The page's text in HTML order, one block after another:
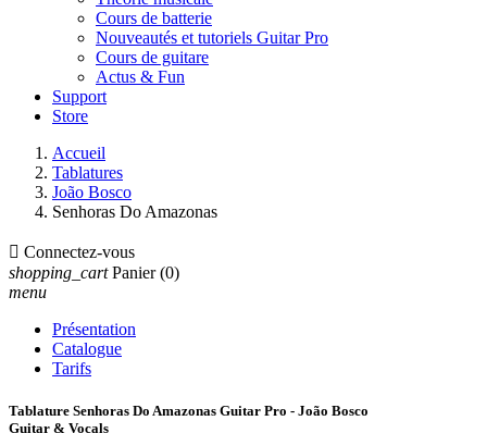
Cours de batterie
Nouveautés et tutoriels Guitar Pro
Cours de guitare
Actus & Fun
Support
Store
Accueil
Tablatures
João Bosco
Senhoras Do Amazonas
 Connectez-vous
shopping_cart Panier (0)
menu
Présentation
Catalogue
Tarifs
Tablature Senhoras Do Amazonas Guitar Pro - João Bosco
Guitar & Vocals